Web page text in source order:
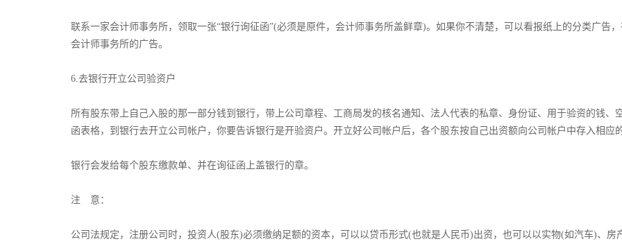
联系一家会计师事务所，领取一张“银行询征函”(必须是原件，会计师事务所盖鲜章)。如果你不清楚，可以看报纸上的分类广告
会计师事务所的广告。­
­6.去银行开立公司验资户
所有股东带上自己入股的那一部分钱到银行，带上公司章程、工商局发的核名通知、法人代表的私章、身份证、用于验资的钱、
函表格，到银行去开立公司帐户，你要告诉银行是开验资户。开立好公司帐户后，各个股东按自己出资额向公司帐户中存入相应的
银行会发给每个股东缴款单、并在询征函上盖银行的章。­
注 意：
公司法规定，注册公司时，投资人(股东)必须缴纳足额的资本，可以以贷币形式(也就是人民币)出资，也可以以实物(如汽车)、房